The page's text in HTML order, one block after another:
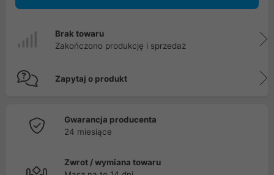
Brak towaru
Zakończono produkcję i sprzedaż
Zapytaj o produkt
Gwarancja producenta
24 miesiące
Zwrot / wymiana towaru